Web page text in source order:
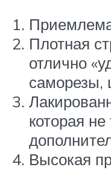
Плотная
отлично
саморезы,
которая
Высокая